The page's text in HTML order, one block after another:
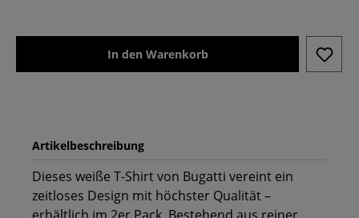
In den Warenkorb
Artikelbeschreibung
Dieses weiße T-Shirt von Bugatti vereint ein
zeitloses Design mit höchster Qualität –